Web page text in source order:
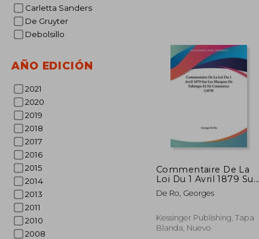
Carletta Sanders
De Gruyter
Debolsillo
AÑO EDICIÓN
2021
2020
2019
2018
2017
2016
2015
2014
2013
2011
2010
2008
Commentaire De La
Loi Du 1 Avril 1879 Sur
Les Marques De
Fabrique Et De
Francés)
De Ro, Georges
Kessinger Publishing, Tapa
Blanda, Nuevo